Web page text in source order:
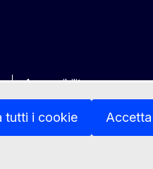
tutti i cookie
Accessibility